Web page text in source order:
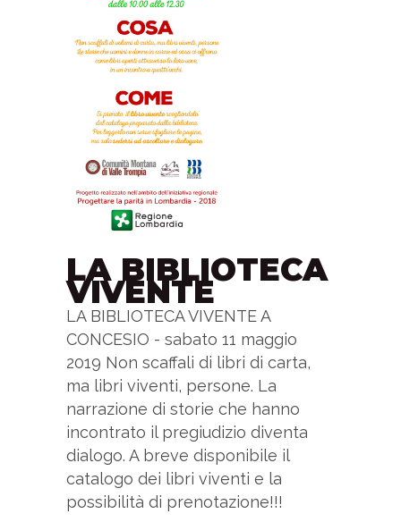
LA BIBLIOTECA
VIVENTE
LA BIBLIOTECA VIVENTE A
CONCESIO - sabato 11 maggio
2019 Non scaffali di libri di carta,
ma libri viventi, persone. La
narrazione di storie che hanno
incontrato il pregiudizio diventa
dialogo. A breve disponibile il
catalogo dei libri viventi e la
possibilità di prenotazione!!!